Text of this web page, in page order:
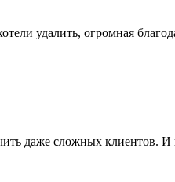
удалить, огромная
даже сложных клиентов.